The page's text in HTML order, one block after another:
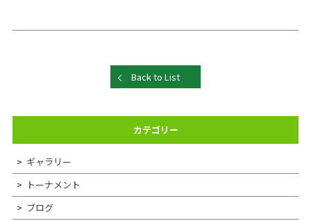
Back to List
カテゴリー
ギャラリー
トーナメント
ブログ